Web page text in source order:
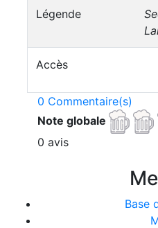
Légende
Accès
0 Commentaire(s)
Note globale
0 avis
Base